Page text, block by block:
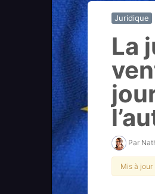
Juridique
La
Par
Mis à